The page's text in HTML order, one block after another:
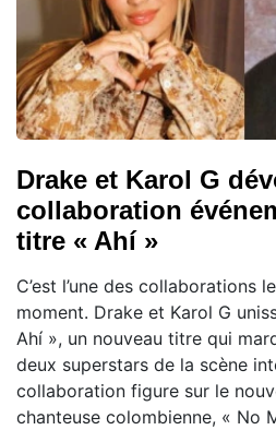
Drake et Karol G
collaboration
titre « Ahí »
C’est l’une des collaborations
moment. Drake et Karol G
Ahí », un nouveau titre qui
deux superstars de la scène
collaboration figure sur le
chanteuse colombienne, « No